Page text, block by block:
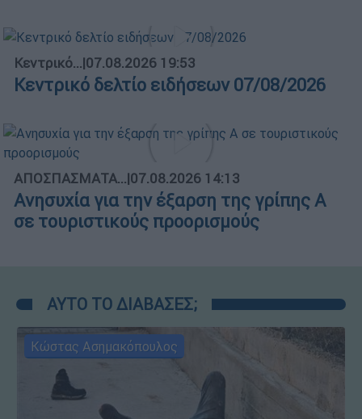
Κεντρικό...|07.08.2026 19:53
Κεντρικό δελτίο ειδήσεων 07/08/2026
ΑΠΟΣΠΑΣΜΑΤΑ...|07.08.2026 14:13
Ανησυχία για την έξαρση της γρίπης Α
σε τουριστικούς προορισμούς
ΑΥΤΟ ΤΟ ΔΙΑΒΑΣΕΣ;
Κώστας Ασημακόπουλος